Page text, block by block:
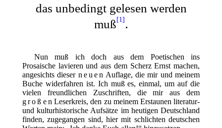
das unbedingt gelesen werden
muß [1] .
Nun muß ich doch aus dem Poetischen ins
Prosaische lavieren und aus dem Scherz Ernst machen,
angesichts dieser neuen Auflage, die mir und meinem
Buche widerfahren ist. Ich muß es, einmal, um auf die
vielen freundlichen Zuschriften, die mir aus dem
großen Leserkreis, den zu meinem Erstaunen literatur-
und kulturhistorische Aufsätze im heutigen Deutschland
finden, zugegangen sind, hier mit schlichten deutschen